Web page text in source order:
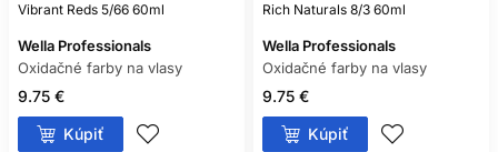
Vibrant Reds 5/66 60ml
Wella Professionals
Oxidačné farby na vlasy
9.75 €
Kúpiť
Rich Naturals 8/3 60ml
Wella Professionals
Oxidačné farby na vlasy
9.75 €
Kúpiť